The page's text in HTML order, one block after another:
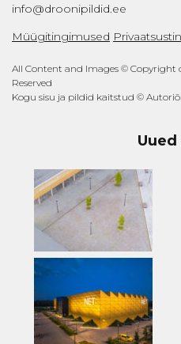
info@droonipildid.ee
Müügitingimused
All Content and Images © Copyright
Reserved
Kogu sisu ja pildid kaitstud ©
Uued